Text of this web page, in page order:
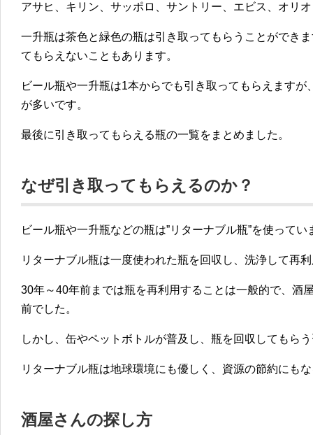
アサヒ、キリン、サッポロ、サントリー、エビス、オリ
一升瓶は茶色と緑色の瓶は引き取ってもらうことができ
てもらえないこともあります。
ビール瓶や一升瓶は1本からでも引き取ってもらえます
が多いです。
最後に引き取ってもらえる瓶の一覧をまとめました。
なぜ引き取ってもらえるのか？
ビール瓶や一升瓶などの瓶は”リターナブル瓶”を使ってい
リターナブル瓶は一度使われた瓶を回収し、洗浄して再
30年～40年前までは瓶を再利用することは一般的で、酒
前でした。
しかし、缶やペットボトルが普及し、瓶を回収してもら
リターナブル瓶は地球環境にも優しく、資源の節約にも
酒屋さんの探し方